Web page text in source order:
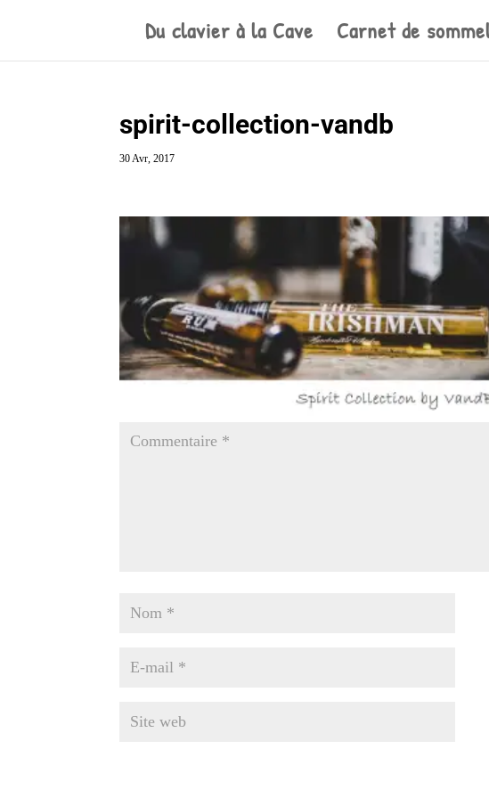
Du clavier à la Cave Carnet de
spirit-collection-vandb
30 Avr, 2017